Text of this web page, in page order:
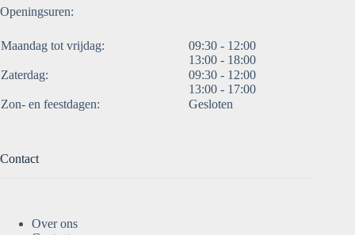
Openingsuren:
Maandag tot vrijdag:
09:30 - 12:00
13:00 - 18:00
Zaterdag:
09:30 - 12:00
13:00 - 17:00
Zon- en feestdagen:
Gesloten
Contact
Over ons